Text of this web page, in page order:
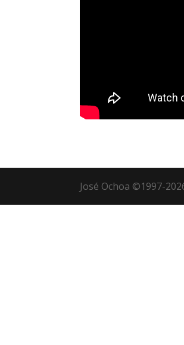
José Ochoa ©1997-